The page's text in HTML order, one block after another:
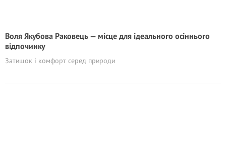
Воля Якубова Раковець — місце для ідеального осіннього
відпочинку
Затишок і комфорт серед природи